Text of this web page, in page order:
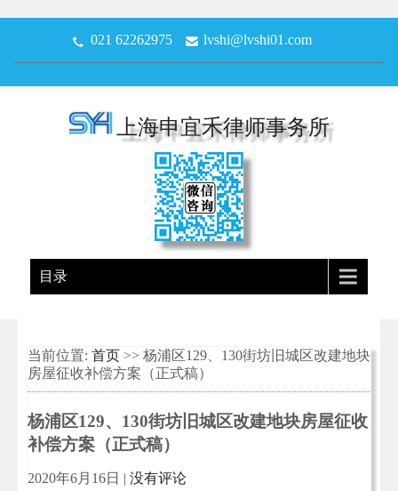
021 62262975 lvshi@lvshi01.com
上海申宜禾律师事务所
目录
当前位置: 首页 >> 杨浦区129、130街坊旧城区改建地块
房屋征收补偿方案（正式稿）
杨浦区129、130街坊旧城区改建地块房屋征收
补偿方案（正式稿）
2020年6月16日 | 没有评论